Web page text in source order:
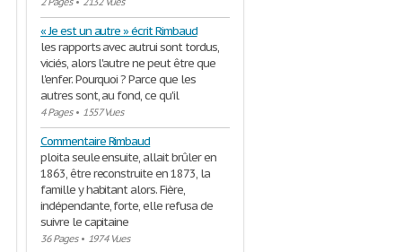
« Je est un autre » écrit Rimbaud
les rapports avec autrui sont tordus,
viciés, alors l'autre ne peut être que
l'enfer. Pourquoi ? Parce que les
autres sont, au fond, ce qu'il
4 Pages• 1557 Vues
Commentaire Rimbaud
ploita seule ensuite, allait brûler en
1863, être reconstruite en 1873, la
famille y habitant alors. Fière,
indépendante, forte, elle refusa de
suivre le capitaine
36 Pages• 1974 Vues